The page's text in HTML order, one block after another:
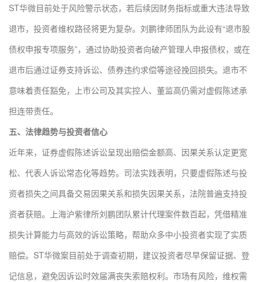
ST华微目前处于风险警示状态，若后续因财务指标或重大违法导致
退市，投资者维权路径将更为复杂。刘鹏律师团队为此设有“退市股
债权申报专项服务”，通过协助投资者向破产管理人申报债权，或在
退市后通过证券支持诉讼、债券违约求偿等途径挽回损失。退市不
意味着责任豁免，上市公司及其实控人、董监高仍需对虚假陈述承
担连带责任。
五、法律趋势与投资者信心
近年来，证券虚假陈述诉讼呈现出赔偿金额高、因果关系认定更宽
松、代表人诉讼常态化等趋势。司法实践表明，只要虚假陈述与投
资者损失之间具备交易因果关系和损失因果关系，法院普遍支持投
资者获赔。上海沪紫律所刘鹏团队累计代理案件数百起，凭借精准
损失计算能力与高效的诉讼策略，帮助众多中小投资者实现了实质
赔偿。ST华微案目前处于调查初期，建议投资者尽早保留证据、登
记信息，避免因诉讼时效届满丧失索赔权利。市场有风险，维权需